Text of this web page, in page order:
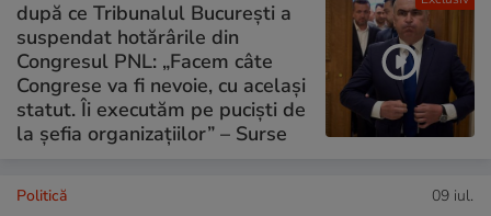
după ce Tribunalul București a
suspendat hotărârile din
Congresul PNL: „Facem câte
Congrese va fi nevoie, cu același
statut. Îi executăm pe puciști de
la șefia organizațiilor” – Surse
Politică 09 iul.